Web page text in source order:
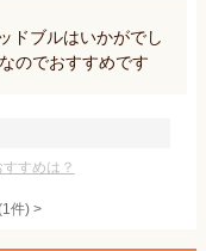
ドブルはいかがでし
のでおすすめです
すめは？
1件) >